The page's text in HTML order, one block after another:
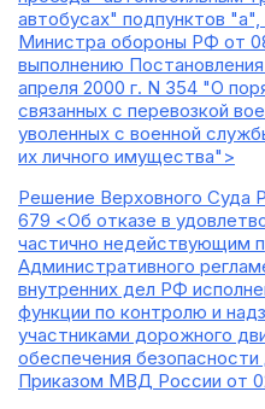
автобусах" подпунктов
Министра обороны РФ от
выполнению
апреля 2000 г. N 354 "О
связанных с перевозкой
уволенных с военной
их личного имущества">
Решение Верховного Суда
679 <Об отказе в
частично недействующим
Административного
внутренних дел РФ
функции по контролю и
участниками дорожного
обеспечения
Приказом МВД России от